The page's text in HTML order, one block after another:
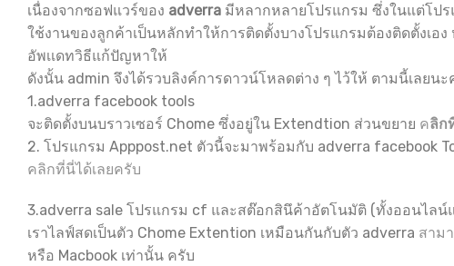
เนื่องจากซอฟแวร์ของ adverra มีหลากหลายโปรแกรม ซึ่งในแต่โป
ใช้งานของลูกค้าเป็นหลักทำให้การติดตั้งบางโปรแกรมต้องติดตั้งเ
อัพเเดทวิธีแก้ปัญหาให้
ดังนั้น admin จึงได้รวบลิงค์การดาวน์โหลดต่าง ๆ ไว้ให้ ตามนี้เลยนะ
1.adverra facebook tools
จะติดตั้งบนบราวเซอร์ Chome ซึ่งอยู่ใน Extendtion ส่วนขยาย คลิก
2. โปรแกรม Apppost.net ตัวนี้จะมาพร้อมกับ adverra facebook
คลิกที่นี่ได้เลยครับ
3.adverra sale โปรแกรม cf และสต๊อกสินึค้าอัตโนมัติ (ทั้งออนไล
เราไลฟ์สดเป็นตัว Chome Extention เหมือนกันกับตัว adverra สาม
หรือ Macbook เท่านั้น ครับ